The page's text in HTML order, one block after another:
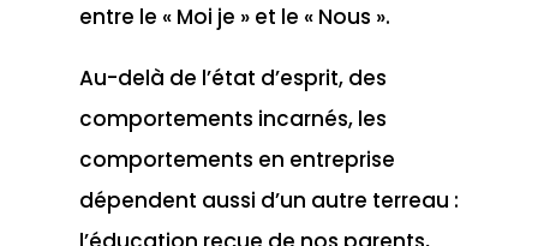
entre le « Moi je » et le « Nous ».
Au-delà de l’état d’esprit, des
comportements incarnés, les
comportements en entreprise
dépendent aussi d’un autre terreau :